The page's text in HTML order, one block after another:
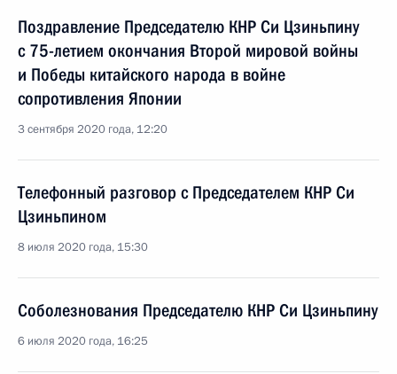
Поздравление Председателю КНР Си Цзиньпину
с 75-летием окончания Второй мировой войны
и Победы китайского народа в войне
сопротивления Японии
3 сентября 2020 года, 12:20
Телефонный разговор с Председателем КНР Си
Цзиньпином
8 июля 2020 года, 15:30
Соболезнования Председателю КНР Си Цзиньпину
6 июля 2020 года, 16:25